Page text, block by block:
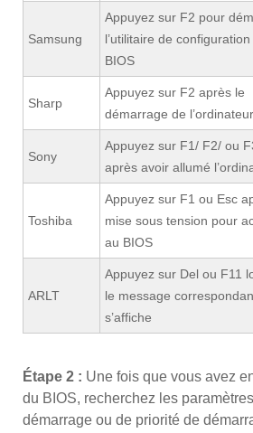
Samsung
Appuyez sur F2 pour
l’utilitaire de configuration
BIOS
Sharp
Appuyez sur F2 après le
démarrage de l’ordinateur
Sony
Appuyez sur F1/ F2/ ou
après avoir allumé
Toshiba
Appuyez sur F1 ou Esc
mise sous tension pour
au BIOS
ARLT
Appuyez sur Del ou F11
le message
s’affiche
Étape 2 : Une fois que vous avez
du BIOS, recherchez les
démarrage ou de priorité de